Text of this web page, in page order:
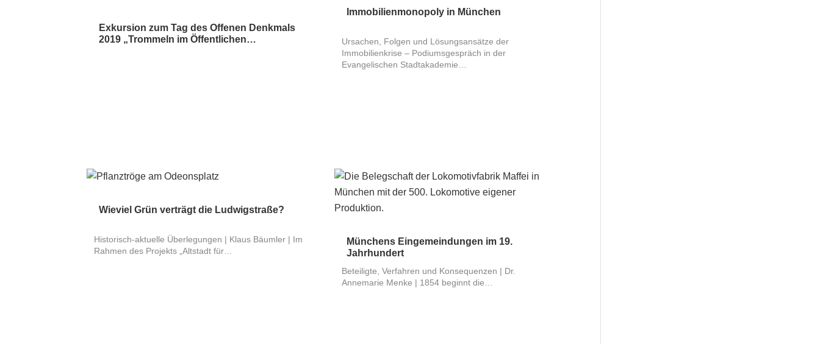
Exkursion zum Tag des Offenen Denkmals
2019 „Trommeln im Öffentlichen…
Immobilienmonopoly in München
Ursachen, Folgen und Lösungsansätze der
Immobilienkrise – Podiumsgespräch in der
Evangelischen Stadtakademie…
Wieviel Grün verträgt die Ludwigstraße?
Historisch-aktuelle Überlegungen | Klaus Bäumler | Im
Rahmen des Projekts „Altstadt für…
Münchens Eingemeindungen im 19.
Jahrhundert
Beteiligte, Verfahren und Konsequenzen | Dr.
Annemarie Menke | 1854 beginnt die…